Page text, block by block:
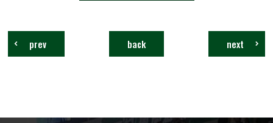
next
back
prev